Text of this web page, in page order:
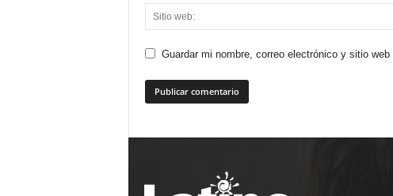
Guardar mi nombre, correo electrónico y sitio